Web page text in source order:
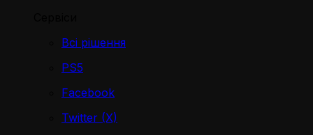
Всі рішення
PS5
Facebook
Twitter (X)